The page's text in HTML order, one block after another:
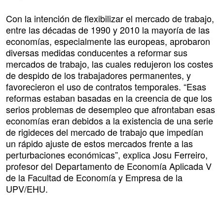
Con la intención de flexibilizar el mercado de trabajo,
entre las décadas de 1990 y 2010 la mayoría de las
economías, especialmente las europeas, aprobaron
diversas medidas conducentes a reformar sus
mercados de trabajo, las cuales redujeron los costes
de despido de los trabajadores permanentes, y
favorecieron el uso de contratos temporales. “Esas
reformas estaban basadas en la creencia de que los
serios problemas de desempleo que afrontaban esas
economías eran debidos a la existencia de una serie
de rigideces del mercado de trabajo que impedían
un rápido ajuste de estos mercados frente a las
perturbaciones económicas”, explica Josu Ferreiro,
profesor del Departamento de Economía Aplicada V
de la Facultad de Economía y Empresa de la
UPV/EHU.